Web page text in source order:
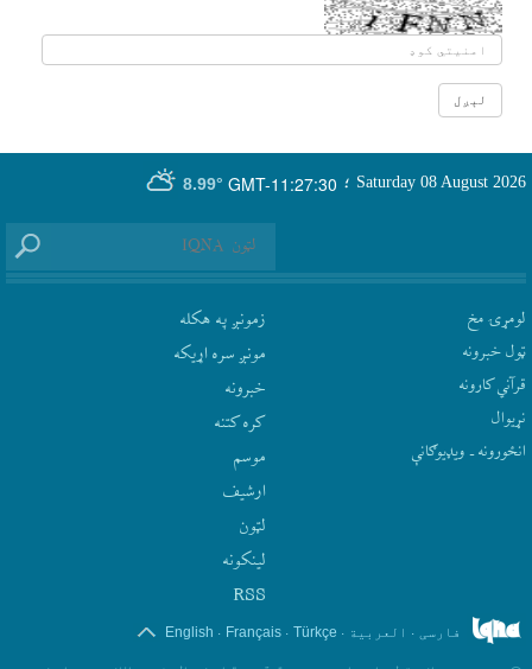
GMT-11:27:30
8.99° Saturday 08 August 2026 ؛
لومړۍ مخ
ټول خبرونه
قرآني کارونه
نړيوال
انځورونه ـ ویډیوګانې
زمونږ په هکله
مونږ سره اړيکه
‫خبرونه
کره کتنه
موسم
ارشيف
لټون
لينکونه
RSS
فارسی . العربیة .
Türkçe
.
Français
.
English